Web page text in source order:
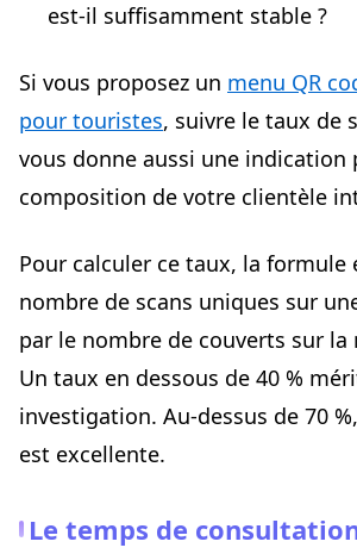
est-il suffisamment stable ?
Si vous proposez un menu QR
pour touristes, suivre le taux de
vous donne aussi une indication
composition de votre clientèle
Pour calculer ce taux, la formule
nombre de scans uniques sur
par le nombre de couverts sur la
Un taux en dessous de 40 %
investigation. Au-dessus de 70
est excellente.
Le temps de